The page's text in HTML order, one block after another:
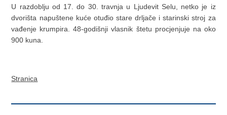
U razdoblju od 17. do 30. travnja u Ljudevit Selu, netko je iz
dvorišta napuštene kuće otuđio stare drljače i starinski stroj za
vađenje krumpira. 48-godišnji vlasnik štetu procjenjuje na oko
900 kuna.
Stranica